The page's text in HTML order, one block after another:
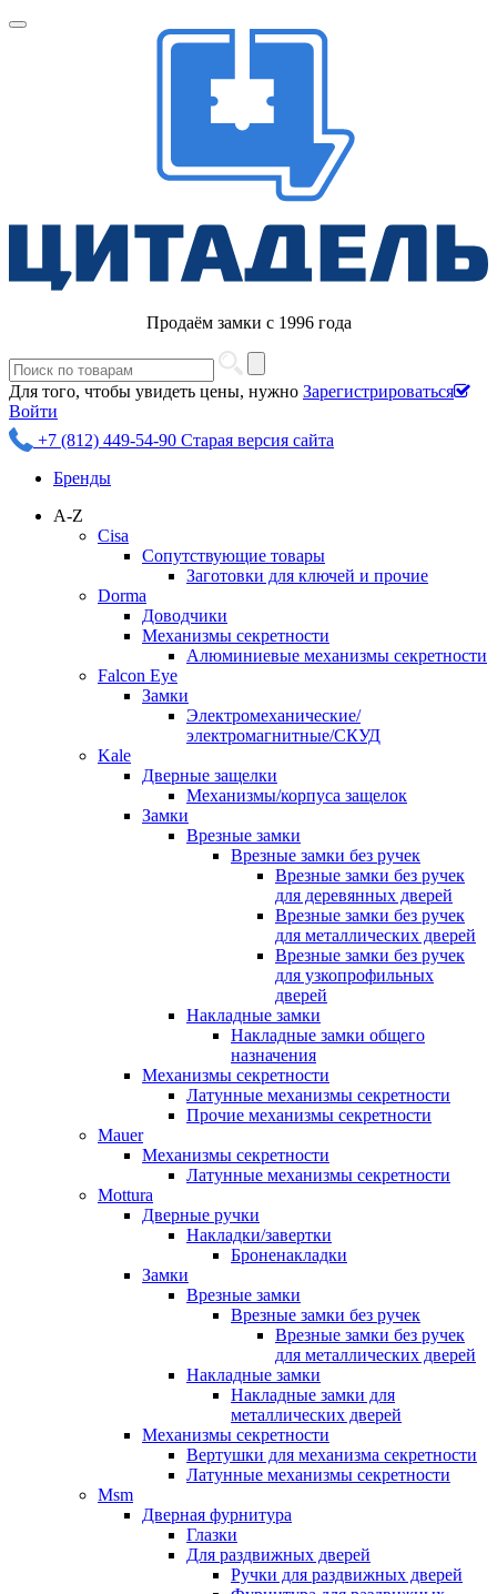
Продаём замки с 1996 года
Для того, чтобы увидеть цены, нужно Зарегистрироваться
Войти
+7 (812) 449-54-90 Старая версия сайта
Бренды
A-Z
Cisa
Сопутствующие товары
Заготовки для ключей и прочие
Dorma
Доводчики
Механизмы секретности
Алюминиевые механизмы секретности
Falcon Eye
Замки
Электромеханические/
электромагнитные/СКУД
Kale
Дверные защелки
Механизмы/корпуса защелок
Замки
Врезные замки
Врезные замки без ручек
Врезные замки без ручек
для деревянных дверей
Врезные замки без ручек
для металлических дверей
Врезные замки без ручек
для узкопрофильных
дверей
Накладные замки
Накладные замки общего
назначения
Механизмы секретности
Латунные механизмы секретности
Прочие механизмы секретности
Mauer
Механизмы секретности
Латунные механизмы секретности
Mottura
Дверные ручки
Накладки/завертки
Броненакладки
Замки
Врезные замки
Врезные замки без ручек
Врезные замки без ручек
для металлических дверей
Накладные замки
Накладные замки для
металлических дверей
Механизмы секретности
Вертушки для механизма секретности
Латунные механизмы секретности
Msm
Дверная фурнитура
Глазки
Для раздвижных дверей
Ручки для раздвижных дверей